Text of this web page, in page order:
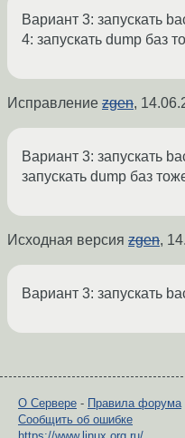
Вариант 3: запускать
4: запускать dump баз
Исправление zgen,
Вариант 3: запускать
запускать dump баз
Исходная версия zgen,
Вариант 3: запускать
О Сервере - Правила форума
Сообщить об ошибке